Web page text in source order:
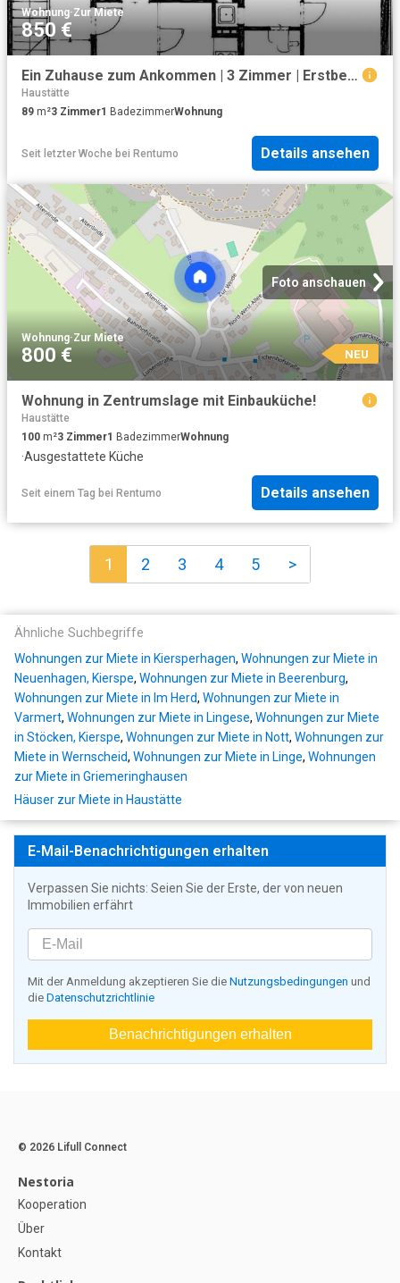
Wohnung·Zur Miete
850 €
Ein Zuhause zum Ankommen | 3 Zimmer | Erstbezug nach Kernsanierung | ab 01.08.26 I exklusiv
Haustätte
89 m²3 Zimmer1 BadezimmerWohnung
Seit letzter Woche bei Rentumo Details ansehen
Foto anschauen
Wohnung·Zur Miete
800 € NEU
Wohnung in Zentrumslage mit Einbauküche!
Haustätte
100 m²3 Zimmer1 BadezimmerWohnung
·Ausgestattete Küche
Seit einem Tag bei Rentumo Details ansehen
1 2 3 4 5 >
Ähnliche Suchbegriffe
Wohnungen zur Miete in Kiersperhagen, Wohnungen zur Miete in
Neuenhagen, Kierspe, Wohnungen zur Miete in Beerenburg,
Wohnungen zur Miete in Im Herd, Wohnungen zur Miete in
Varmert, Wohnungen zur Miete in Lingese, Wohnungen zur Miete
in Stöcken, Kierspe, Wohnungen zur Miete in Nott, Wohnungen zur
Miete in Wernscheid, Wohnungen zur Miete in Linge, Wohnungen
zur Miete in Griemeringhausen
Häuser zur Miete in Haustätte
E-Mail-Benachrichtigungen erhalten
Verpassen Sie nichts: Seien Sie der Erste, der von neuen
Immobilien erfährt
Mit der Anmeldung akzeptieren Sie die Nutzungsbedingungen und
die Datenschutzrichtlinie
Benachrichtigungen erhalten
© 2026 Lifull Connect
Nestoria
Kooperation
Über
Kontakt